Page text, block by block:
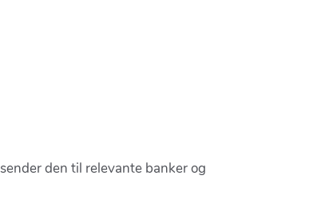
den til relevante banker og